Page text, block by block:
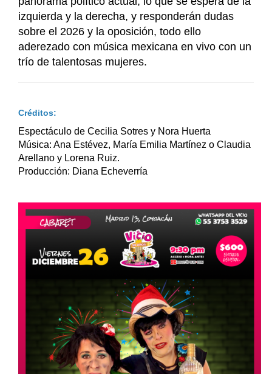
izquierda y la derecha, y responderán dudas
sobre el 2026 y la oposición, todo ello
aderezado con música mexicana en vivo con un
trío de talentosas mujeres.
Créditos:
Espectáculo de Cecilia Sotres y Nora Huerta
Música: Ana Estévez, María Emilia Martínez o Claudia
Arellano y Lorena Ruiz.
Producción: Diana Echeverría